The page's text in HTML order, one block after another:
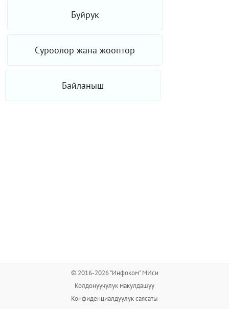
Буйрук
Суроолор жана жооптор
Байланыш
© 2016-2026 "Инфоком" МИси
Колдонуучулук макулдашуу
Конфиденциалдуулук саясаты